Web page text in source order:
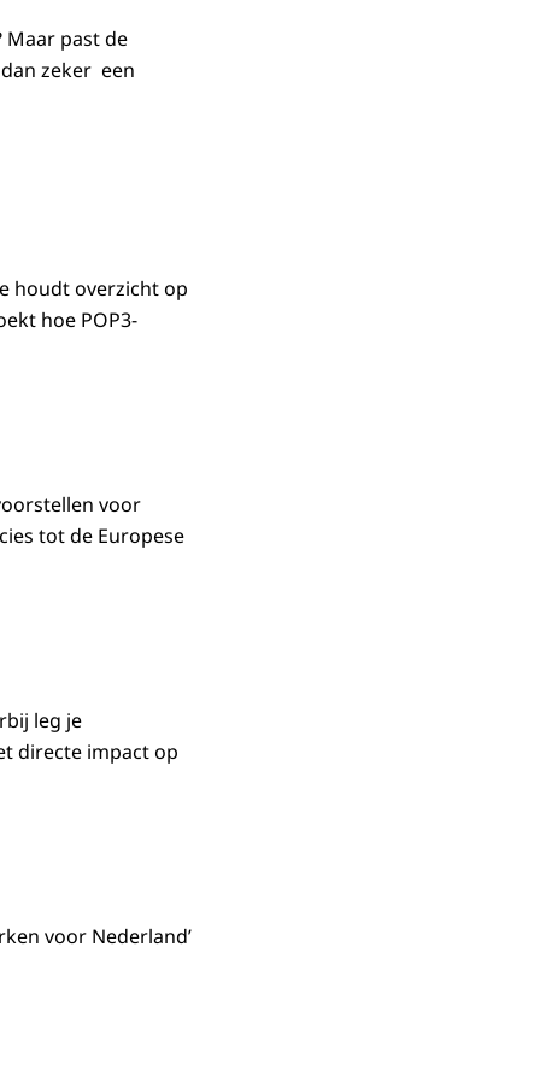
Maar past de
zeker een
houdt overzicht op
hoe POP3-
voor
tot de Europese
leg je
directe impact op
voor Nederland’